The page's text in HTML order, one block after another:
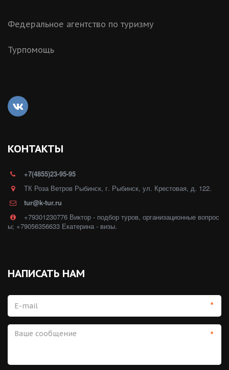
Федеральное агентство по туризму
Турпомощь
КОНТАКТЫ
+7(4855)23-95-95
ТК Роза Ветров Рыбинск, г. Рыбинск, ул. Крестовая, д. 122.
tur@k-tur.ru
+79301230776 Виктор - подбор туров, организационные вопрос
ы; +79056356633 Екатерина - визы.
НАПИСАТЬ НАМ
*
*